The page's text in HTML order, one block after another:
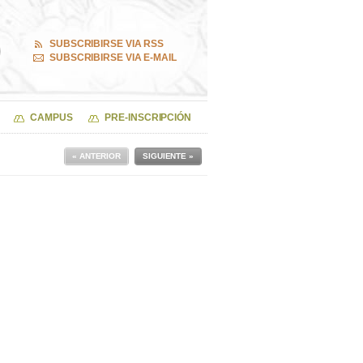
SUBSCRIBIRSE VIA RSS
SUBSCRIBIRSE VIA E-MAIL
CAMPUS PRE-INSCRIPCIÓN
SIGUIENTE »
« ANTERIOR